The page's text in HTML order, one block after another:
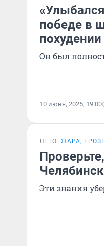
победе в
Он был
10 июня, 2025, 19:00
ЛЕТО ЖАРА,
Эти знания